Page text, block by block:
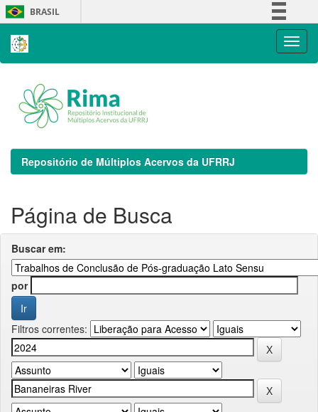
Skip
navigation
BRASIL
Repositório de Múltiplos Acervos da UFRRJ
Página de Busca
Buscar em:
por
Filtros correntes: